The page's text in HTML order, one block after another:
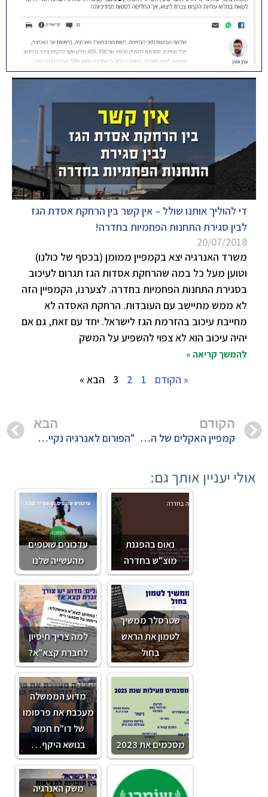
די להוליך אותנו שולל – אין קשר בין הרחקת אסדת הגז
לבין סגירת התחנות הפחמיות בחדרה!
20/07/2018
משרד האנרגיה יצא בקמפיין ממומן (בכסף של כולנו)
וטוען מעל כל במה שהרחקת אסדות הגז תגרום לעיכוב
בסגירת התחנות הפחמיות בחדרה. לצערנו, הקמפיין הזה
לא ממש מתיישב עם העובדות. הרחקת האסדה לא
מחייבת עיכוב בהזרמת הגז לישראל. יחד עם זאת, גם אם
יהיה עיכוב הוא לא צפוי להשפיע על המשק
להמשך קריאה »
« הקודם 1
2
3 הבא »
הקודם
קמפיין האקלים של השרה להגנת הסביבה
הבא
"הפורום לאנרגיה נקייה" בפניה לשרה להגנת הסביבה – כן לשמש, לא לגז
אולי יעניין אותך גם:
עדכונים שוטפים
מהעשייה שלנו
נאום בהפגנת
מוצ"ש בחדרה
למה צריך חיסיון
לחברת קצא"א?
שטרסלר ממשיך
לטמון את הראש
בחול
מדוע הממשלה
מעכבת את פרסומו
של דו"ח חמור
בנושא היקף…
מסכמים את 2023
משק האנרגיה